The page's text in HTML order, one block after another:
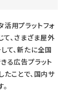
用プラットフォ
て、さまざま屋外
て、新たに全国
る広告プラット
たことで、国内サ